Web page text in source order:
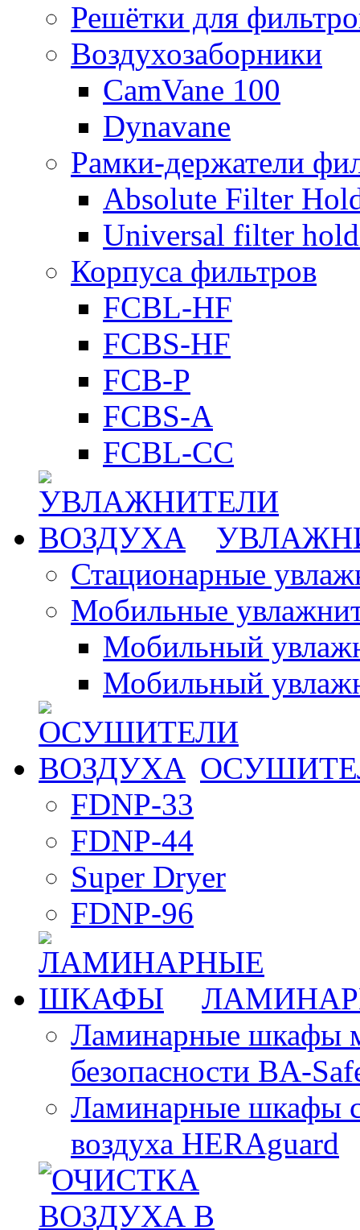
Решётки для
Воздухозаборники
CamVane 100
Dynavane
Рамки-держатели
Absolute Filter
Universal filter
Корпуса фильтров
FCBL-HF
FCBS-HF
FCB-P
FCBS-A
FCBL-CC
Стационарные
Мобильные
Мобильный
Мобильный
FDNP-33
FDNP-44
Super Dryer
FDNP-96
Ламинарные шкафы
безопасности BA-
Ламинарные шкафы
воздуха HERAguard